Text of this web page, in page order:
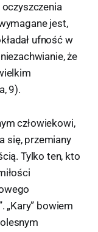
jest,
ufność w
że
9).
człowiekowi,
się, przemiany
Tylko ten, kto
„Kary” bowiem